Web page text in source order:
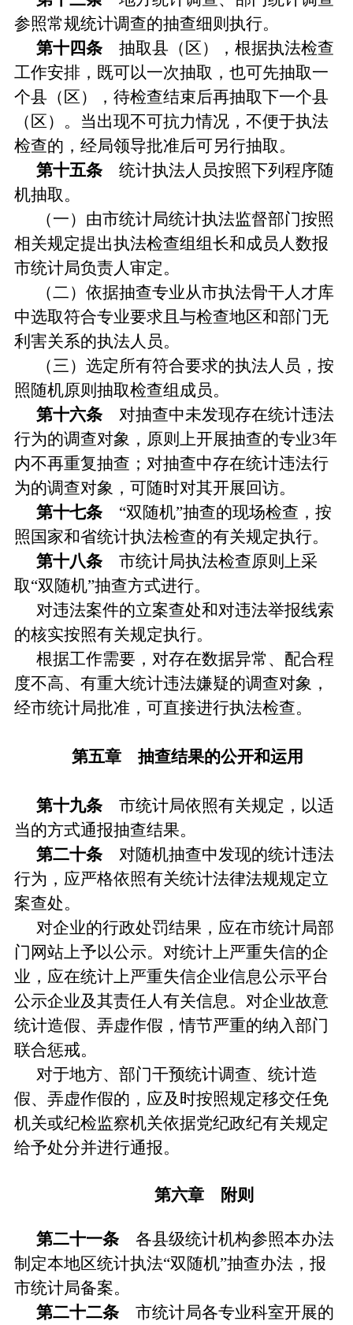
参照常规统计调查的抽查细则执行。
第十四条
抽取县（区），根据执法检查
工作安排，既可以一次抽取，也可先抽取一
个县（区），待检查结束后再抽取下一个县
（区）。当出现不可抗力情况，不便于执法
检查的，经局领导批准后可另行抽取。
第十五条
统计执法人员按照下列程序随
机抽取。
（一）由市统计局统计执法监督部门按照
相关规定提出执法检查组组长和成员人数报
市统计局负责人审定。
（二）依据抽查专业从市执法骨干人才库
中选取符合专业要求且与检查地区和部门无
利害关系的执法人员。
（三）选定所有符合要求的执法人员，按
照随机原则抽取检查组成员。
第十六条
对抽查中未发现存在统计违法
行为的调查对象，原则上开展抽查的专业3年
内不再重复抽查；对抽查中存在统计违法行
为的调查对象，可随时对其开展回访。
第十七条
“双随机”抽查的现场检查，按
照国家和省统计执法检查的有关规定执行。
第十八条
市统计局执法检查原则上采
取“双随机”抽查方式进行。
对违法案件的立案查处和对违法举报线索
的核实按照有关规定执行。
根据工作需要，对存在数据异常、配合程
度不高、有重大统计违法嫌疑的调查对象，
经市统计局批准，可直接进行执法检查。
第五章 抽查结果的公开和运用
第十九条
市统计局依照有关规定，以适
当的方式通报抽查结果。
第二十条
对随机抽查中发现的统计违法
行为，应严格依照有关统计法律法规规定立
案查处。
对企业的行政处罚结果，应在市统计局部
门网站上予以公示。对统计上严重失信的企
业，应在统计上严重失信企业信息公示平台
公示企业及其责任人有关信息。对企业故意
统计造假、弄虚作假，情节严重的纳入部门
联合惩戒。
对于地方、部门干预统计调查、统计造
假、弄虚作假的，应及时按照规定移交任免
机关或纪检监察机关依据党纪政纪有关规定
给予处分并进行通报。
第六章 附则
第二十一条
各县级统计机构参照本办法
制定本地区统计执法“双随机”抽查办法，报
市统计局备案。
第二十二条
市统计局各专业科室开展的